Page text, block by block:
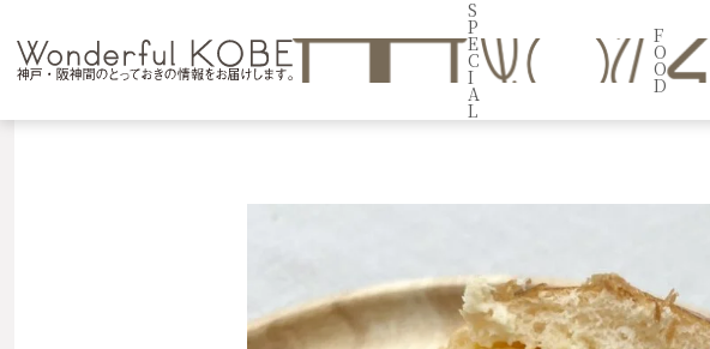
S
P
E
C
I
A
L
F
O
O
D